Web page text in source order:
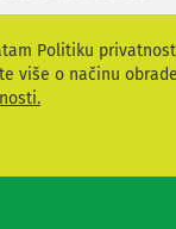
Politiku
više o načinu